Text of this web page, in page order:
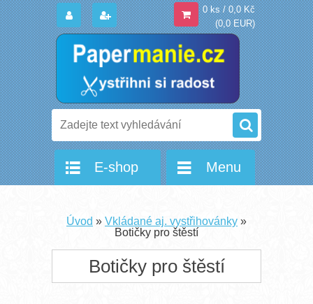
0 ks / 0,0 Kč
(0,0 EUR)
E-shop Menu
Úvod » Vkládané aj. vystřihovánky »
Botičky pro štěstí
Botičky pro štěstí